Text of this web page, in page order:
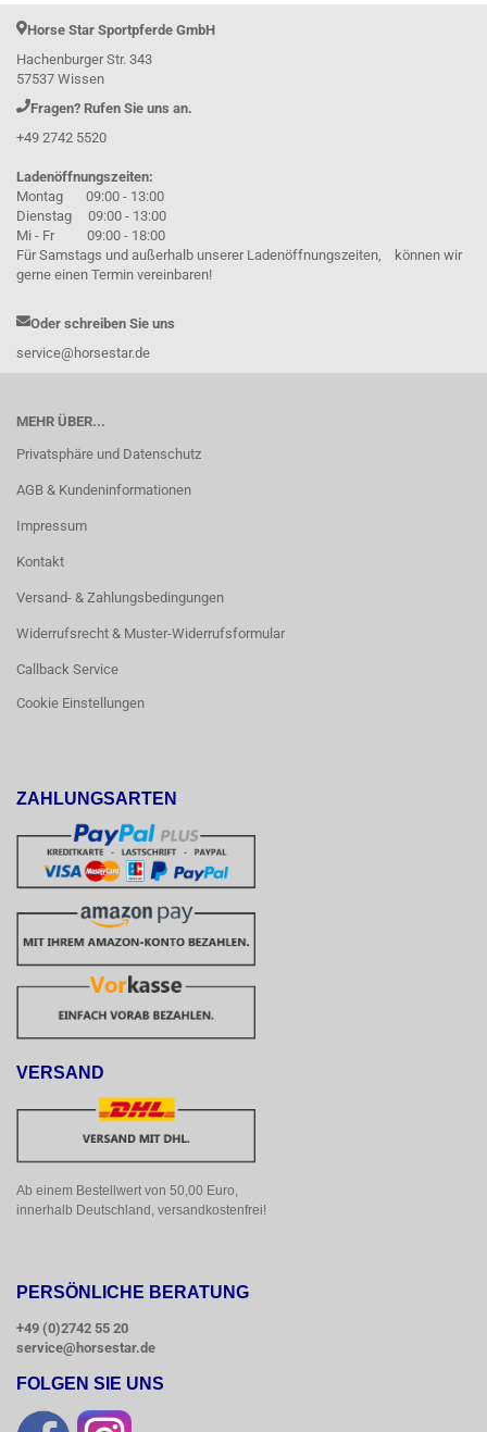
Horse Star Sportpferde GmbH
Hachenburger Str. 343
57537 Wissen
Fragen? Rufen Sie uns an.
+49 2742 5520
Ladenöffnungszeiten:
Montag 09:00 - 13:00
Dienstag 09:00 - 13:00
Mi - Fr 09:00 - 18:00
Für Samstags und außerhalb unserer Ladenöffnungszeiten, können wir
gerne einen Termin vereinbaren!
Oder schreiben Sie uns
service@horsestar.de
MEHR ÜBER...
Privatsphäre und Datenschutz
AGB & Kundeninformationen
Impressum
Kontakt
Versand- & Zahlungsbedingungen
Widerrufsrecht & Muster-Widerrufsformular
Callback Service
Cookie Einstellungen
ZAHLUNGSARTEN
VERSAND
Ab einem Bestellwert von 50,00 Euro,
innerhalb Deutschland, versandkostenfrei!
PERSÖNLICHE BERATUNG
+49 (0)2742 55 20
service@horsestar.de
FOLGEN SIE UNS